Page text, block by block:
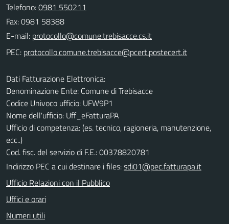
Telefono:0981 550211
Fax: 0981 58388
E-mail:
PEC:
Dati Fatturazione Elettronica:
Denominazione Ente: Comune di Trebisacce
Codice Univoco ufficio: UFW9P1
Nome dell'ufficio: Uff_eFatturaPA
Ufficio di competenza: (es. tecnico, ragioneria, manutenzione,
ecc..)
Cod. fisc. del servizio di F.E.: 00378820781
Indirizzo PEC a cui destinare i files:sdi01@pec.fatturapa.it
Ufficio Relazioni con il Pubblico
Uffici e orari
Numeri utili